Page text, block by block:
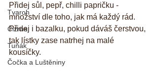
Tvaroh
Cizrna
Tuňák
Čočka a Luštěniny
Přidej sůl, pepř, chilli papričku -
množství dle toho, jak má každý rád.
Přidej i bazalku, pokud dáváš čerstvou,
tak lístky zase natrhej na malé
kousíčky.